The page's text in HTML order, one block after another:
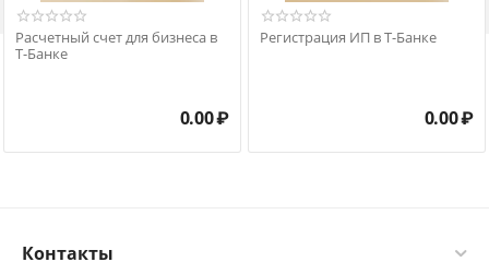
Расчетный счет для бизнеса в
Т-Банке
0.00₽
Регистрация ИП в Т-Банке
0.00₽
Контакты